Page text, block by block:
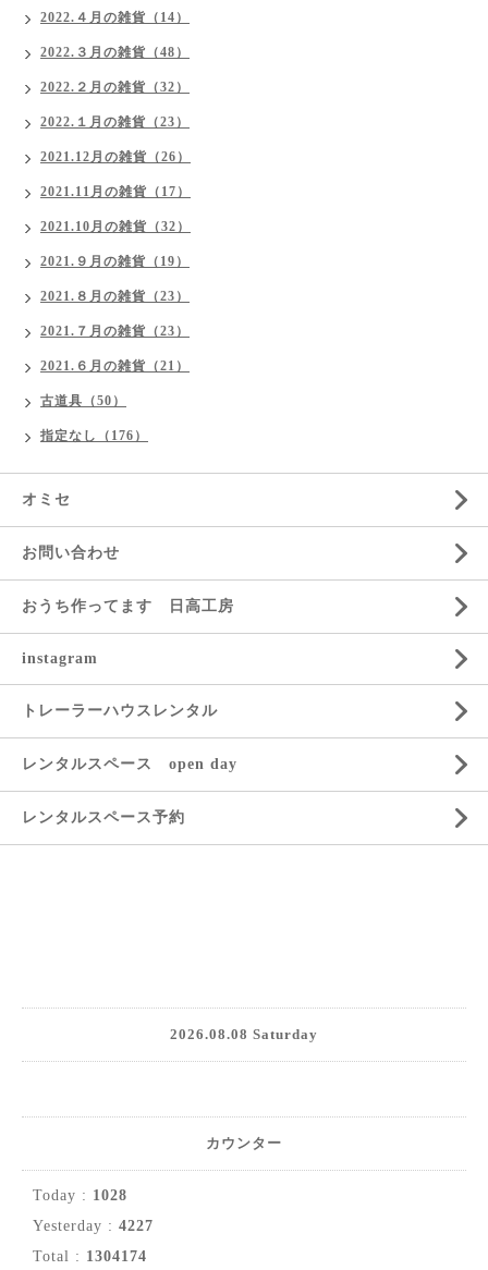
2022.４月の雑貨（14）
2022.３月の雑貨（48）
2022.２月の雑貨（32）
2022.１月の雑貨（23）
2021.12月の雑貨（26）
2021.11月の雑貨（17）
2021.10月の雑貨（32）
2021.９月の雑貨（19）
2021.８月の雑貨（23）
2021.７月の雑貨（23）
2021.６月の雑貨（21）
古道具（50）
指定なし（176）
オミセ
お問い合わせ
おうち作ってます 日高工房
instagram
トレーラーハウスレンタル
レンタルスペース open day
レンタルスペース予約
2026.08.08 Saturday
カウンター
Today : 1028
Yesterday : 4227
Total : 1304174